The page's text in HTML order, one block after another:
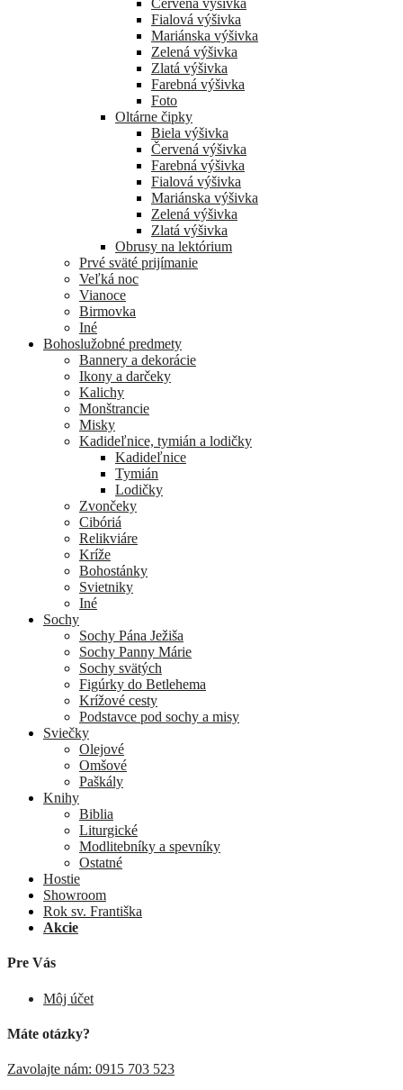
Červená výšivka
Fialová výšivka
Mariánska výšivka
Zelená výšivka
Zlatá výšivka
Farebná výšivka
Foto
Oltárne čipky
Biela výšivka
Červená výšivka
Farebná výšivka
Fialová výšivka
Mariánska výšivka
Zelená výšivka
Zlatá výšivka
Obrusy na lektórium
Prvé sväté prijímanie
Veľká noc
Vianoce
Birmovka
Iné
Bohoslužobné predmety
Bannery a dekorácie
Ikony a darčeky
Kalichy
Monštrancie
Misky
Kadideľnice, tymián a lodičky
Kadideľnice
Tymián
Lodičky
Zvončeky
Cibóriá
Relikviáre
Kríže
Bohostánky
Svietniky
Iné
Sochy
Sochy Pána Ježiša
Sochy Panny Márie
Sochy svätých
Figúrky do Betlehema
Krížové cesty
Podstavce pod sochy a misy
Sviečky
Olejové
Omšové
Paškály
Knihy
Biblia
Liturgické
Modlitebníky a spevníky
Ostatné
Hostie
Showroom
Rok sv. Františka
Akcie
Pre Vás
Môj účet
Máte otázky?
Zavolajte nám: 0915 703 523